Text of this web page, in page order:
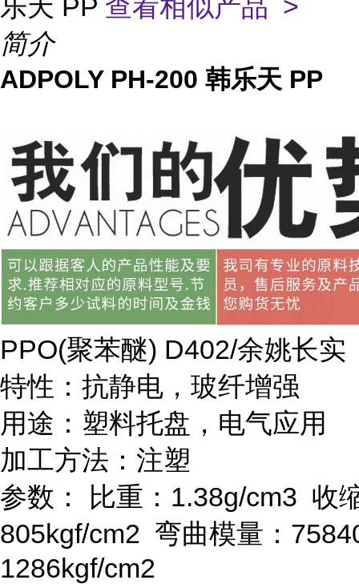
乐天 PP 查看相似产品 >
简介
ADPOLY PH-200 韩乐天 PP
PPO(聚苯醚) D402/余姚长实
特性：抗静电，玻纤增强
用途：塑料托盘，电气应用
加工方法：注塑
参数：
比重： 1.38g/cm3 收
805kgf/cm2 弯曲模量：
1286kgf/cm2